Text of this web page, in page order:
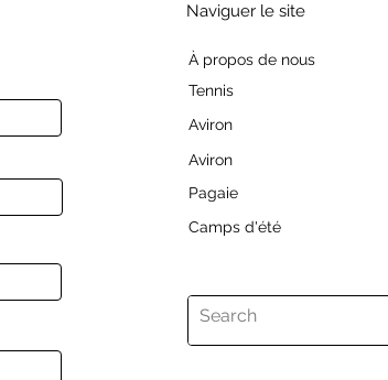
Naviguer le site
À propos de nous
Tennis
Aviron
Aviron
Pagaie
Camps d'été